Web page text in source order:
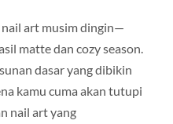
nail art musim dingin—
matte dan cozy season.
dasar yang dibikin
kamu cuma akan tutupi
nail art yang